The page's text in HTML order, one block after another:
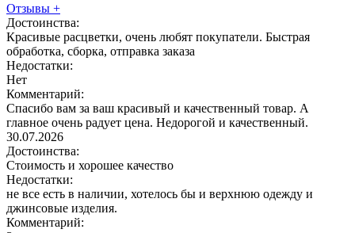
Отзывы +
Достоинства:
Красивые расцветки, очень любят покупатели. Быстрая
обработка, сборка, отправка заказа
Недостатки:
Нет
Комментарий:
Спасибо вам за ваш красивый и качественный товар. А
главное очень радует цена. Недорогой и качественный.
30.07.2026
Достоинства:
Стоимость и хорошее качество
Недостатки:
не все есть в наличии, хотелось бы и верхнюю одежду и
джинсовые изделия.
Комментарий: